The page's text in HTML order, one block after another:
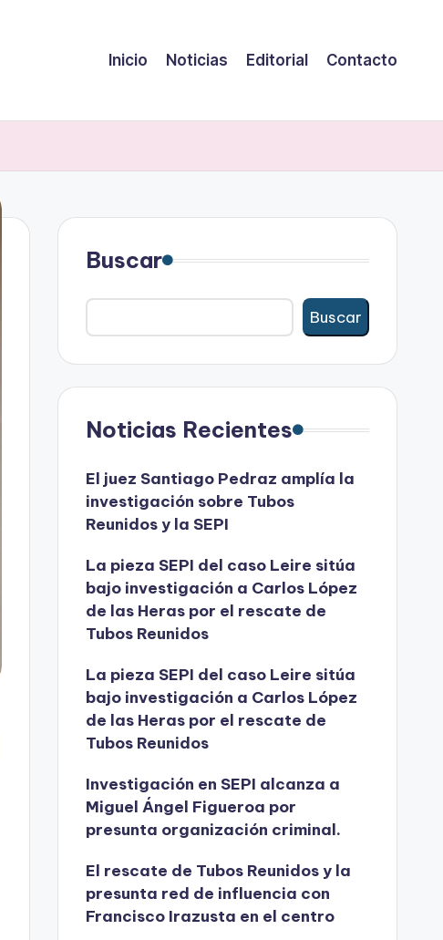
Inicio Noticias Editorial Contacto
Buscar
Buscar
Noticias Recientes
El juez Santiago Pedraz amplía la
investigación sobre Tubos
Reunidos y la SEPI
La pieza SEPI del caso Leire sitúa
bajo investigación a Carlos López
de las Heras por el rescate de
Tubos Reunidos
La pieza SEPI del caso Leire sitúa
bajo investigación a Carlos López
de las Heras por el rescate de
Tubos Reunidos
Investigación en SEPI alcanza a
Miguel Ángel Figueroa por
presunta organización criminal.
El rescate de Tubos Reunidos y la
presunta red de influencia con
Francisco Irazusta en el centro